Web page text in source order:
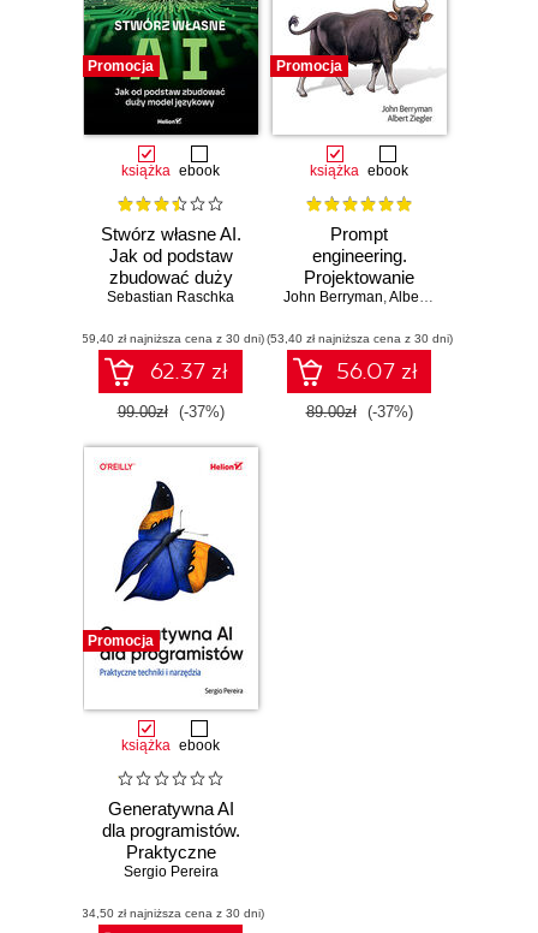
Promocja
książka ebook
Stwórz własne AI.
Jak od podstaw
zbudować duży
model językowy
Sebastian Raschka
(59,40 zł najniższa cena z 30 dni)
62.37 zł
99.00zł (-37%)
Promocja
książka ebook
Prompt
engineering.
Projektowanie
aplikacji z
LLM
John Berryman,Albert Ziegler
(53,40 zł najniższa cena z 30 dni)
56.07 zł
89.00zł (-37%)
Promocja
książka ebook
Generatywna AI
dla programistów.
Praktyczne
techniki i narzędzia
Sergio Pereira
(34,50 zł najniższa cena z 30 dni)